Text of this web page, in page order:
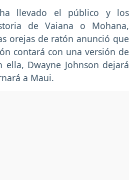
llevado el público y los
de Vaiana o Mohana,
orejas de ratón anunció que
contará con una versión de
ella, Dwayne Johnson dejará
a Maui.